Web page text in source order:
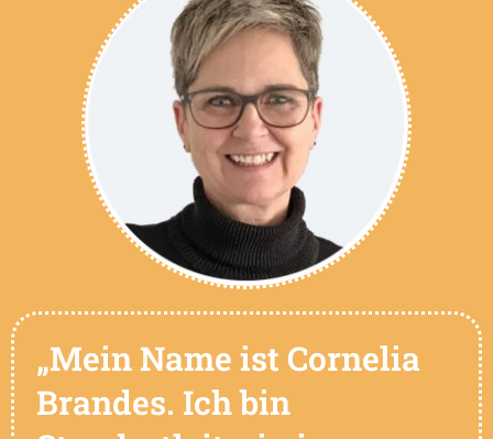
„Mein Name ist Cornelia
Brandes. Ich bin